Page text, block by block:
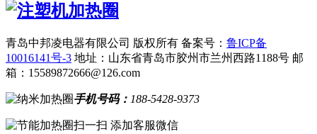
青岛中邦凌电器有限公司 版权所有 备案号： 鲁ICP备
10016141号-3 地址：山东省青岛市胶州市兰州西路1188号 邮
箱：15589872666@126.com
手机号码： 188-5428-9373
扫一扫 添加客服微信